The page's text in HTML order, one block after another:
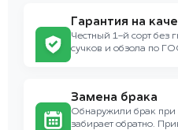
Гарантия на
Честный 1-й сорт без
сучков и обзола по
Замена брака
Обнаружили брак при
забирает обратно.